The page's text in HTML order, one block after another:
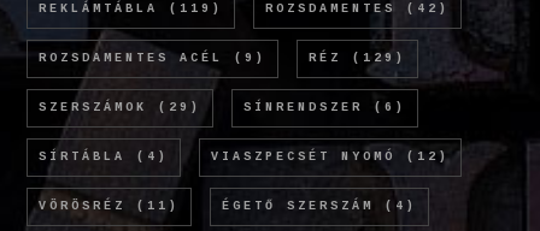
REKLÁMTÁBLA (119) ROZSDAMENTES (42)
ROZSDAMENTES ACÉL (9) RÉZ (129)
SZERSZÁMOK (29) SÍNRENDSZER (6)
SÍRTÁBLA (4) VIASZPECSÉT NYOMÓ (12)
VÖRÖSRÉZ (11) ÉGETŐ SZERSZÁM (4)